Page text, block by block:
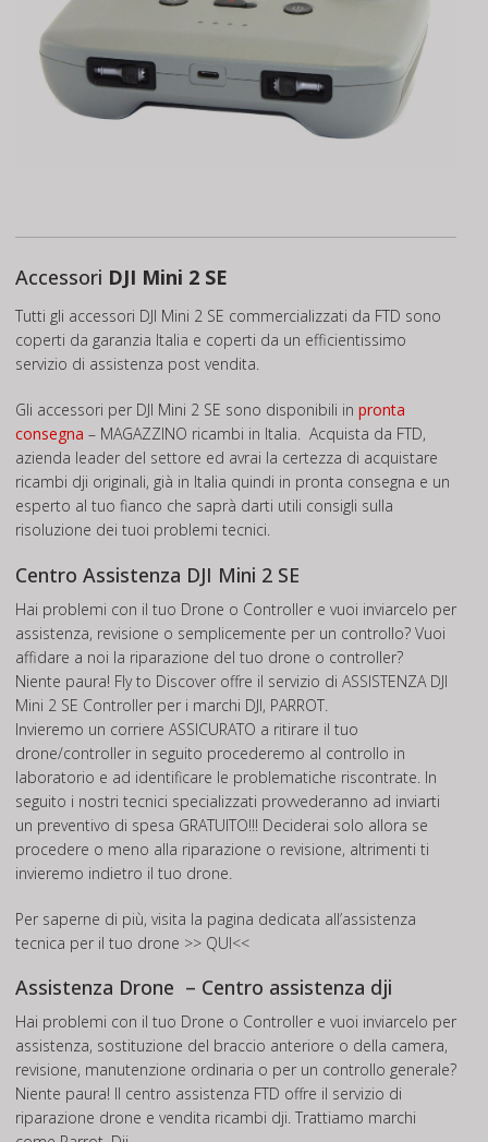
Accessori DJI Mini 2 SE
Tutti gli accessori DJI Mini 2 SE commercializzati da FTD sono
coperti da garanzia Italia e coperti da un efficientissimo
servizio di assistenza post vendita.
Gli accessori per DJI Mini 2 SE sono disponibili in pronta
consegna – MAGAZZINO ricambi in Italia. Acquista da FTD,
azienda leader del settore ed avrai la certezza di acquistare
ricambi dji originali, già in Italia quindi in pronta consegna e un
esperto al tuo fianco che saprà darti utili consigli sulla
risoluzione dei tuoi problemi tecnici.
Centro Assistenza DJI Mini 2 SE
Hai problemi con il tuo Drone o Controller e vuoi inviarcelo per
assistenza, revisione o semplicemente per un controllo? Vuoi
affidare a noi la riparazione del tuo drone o controller?
Niente paura! Fly to Discover offre il servizio di ASSISTENZA DJI
Mini 2 SE Controller per i marchi DJI, PARROT.
Invieremo un corriere ASSICURATO a ritirare il tuo
drone/controller in seguito procederemo al controllo in
laboratorio e ad identificare le problematiche riscontrate. In
seguito i nostri tecnici specializzati provvederanno ad inviarti
un preventivo di spesa GRATUITO!!! Deciderai solo allora se
procedere o meno alla riparazione o revisione, altrimenti ti
invieremo indietro il tuo drone.
Per saperne di più, visita la pagina dedicata all’assistenza
tecnica per il tuo drone >> QUI<<
Assistenza Drone – Centro assistenza dji
Hai problemi con il tuo Drone o Controller e vuoi inviarcelo per
assistenza, sostituzione del braccio anteriore o della camera,
revisione, manutenzione ordinaria o per un controllo generale?
Niente paura! Il centro assistenza FTD offre il servizio di
riparazione drone e vendita ricambi dji. Trattiamo marchi